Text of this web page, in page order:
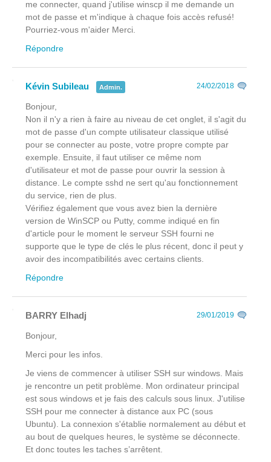
me connecter, quand j'utilise winscp il me demande un
mot de passe et m'indique à chaque fois accès refusé!
Pourriez-vous m'aider Merci.
Répondre
Kévin Subileau Admin. 24/02/2018
Bonjour,
Non il n'y a rien à faire au niveau de cet onglet, il s'agit du
mot de passe d'un compte utilisateur classique utilisé
pour se connecter au poste, votre propre compte par
exemple. Ensuite, il faut utiliser ce même nom
d'utilisateur et mot de passe pour ouvrir la session à
distance. Le compte sshd ne sert qu'au fonctionnement
du service, rien de plus.
Vérifiez également que vous avez bien la dernière
version de WinSCP ou Putty, comme indiqué en fin
d'article pour le moment le serveur SSH fourni ne
supporte que le type de clés le plus récent, donc il peut y
avoir des incompatibilités avec certains clients.
Répondre
BARRY Elhadj 29/01/2019
Bonjour,
Merci pour les infos.
Je viens de commencer à utiliser SSH sur windows. Mais
je rencontre un petit problème. Mon ordinateur principal
est sous windows et je fais des calculs sous linux. J'utilise
SSH pour me connecter à distance aux PC (sous
Ubuntu). La connexion s'établie normalement au début et
au bout de quelques heures, le système se déconnecte.
Et donc toutes les taches s’arrêtent.